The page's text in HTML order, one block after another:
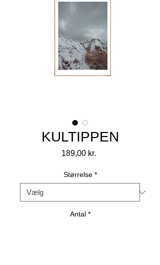
KULTIPPEN
189,00 kr.
Størrelse *
Antal *